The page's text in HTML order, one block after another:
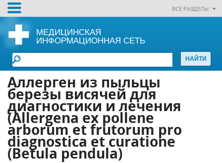
ВСЕ РАЗДЕЛЫ
МЕДИЦИНСКАЯ
ИНФОРМАЦИОННАЯ СЕТЬ
Аллерген из пыльцы
березы висячей для
диагностики и лечения
(Allergena ex pollene
arborum et frutorum pro
diagnostica et curatione
(Betula pendula)